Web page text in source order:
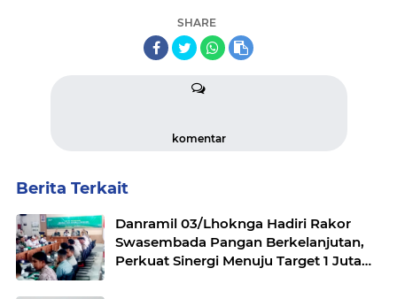
SHARE
komentar
Berita Terkait
Danramil 03/Lhoknga Hadiri Rakor
Swasembada Pangan Berkelanjutan,
Perkuat Sinergi Menuju Target 1 Juta